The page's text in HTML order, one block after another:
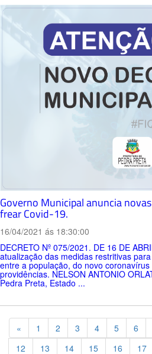
Governo Municipal anuncia
frear Covid-19.
16/04/2021 ás 18:30:00
DECRETO Nº 075/2021. DE 16 DE
atualização das medidas restritivas
entre a população, do novo
providências. NELSON ANTONIO
Pedra Preta, Estado ...
« Previous
1 2 3 4 5 6
12
13 14 15 16 17